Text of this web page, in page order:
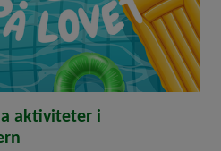
aktiviteter i